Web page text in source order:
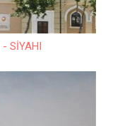
- SİYAHI